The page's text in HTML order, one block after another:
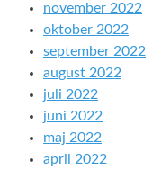
november 2022
oktober 2022
september 2022
august 2022
juli 2022
juni 2022
maj 2022
april 2022